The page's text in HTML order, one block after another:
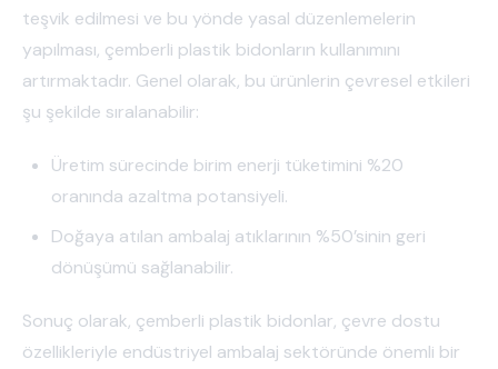
teşvik edilmesi ve bu yönde yasal düzenlemelerin
yapılması, çemberli plastik bidonların kullanımını
artırmaktadır. Genel olarak, bu ürünlerin çevresel etkileri
şu şekilde sıralanabilir:
Üretim sürecinde birim enerji tüketimini %20
oranında azaltma potansiyeli.
Doğaya atılan ambalaj atıklarının %50’sinin geri
dönüşümü sağlanabilir.
Sonuç olarak, çemberli plastik bidonlar, çevre dostu
özellikleriyle endüstriyel ambalaj sektöründe önemli bir